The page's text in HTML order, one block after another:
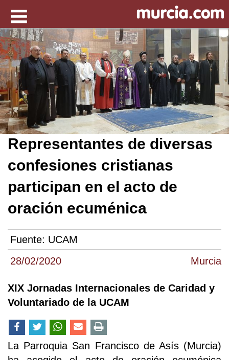
28/02/2020 Murcia
Representantes de diversas
confesiones cristianas
participan en el acto de
oración ecuménica
Fuente: UCAM
XIX Jornadas Internacionales de Caridad y
Voluntariado de la UCAM
La Parroquia San Francisco de Asís (Murcia)